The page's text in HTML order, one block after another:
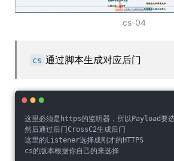
cs-04
cs 通过脚本生成对应后门
这里必须是https的监听器，所以Payload要
然后通过后门CrossC2生成后门
这里的Listener选择成刚才的HTTPS
cs的版本根据你自己的来选择